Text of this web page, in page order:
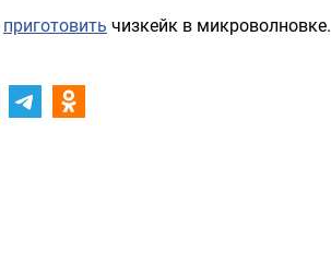
приготовить чизкейк в микроволновке.